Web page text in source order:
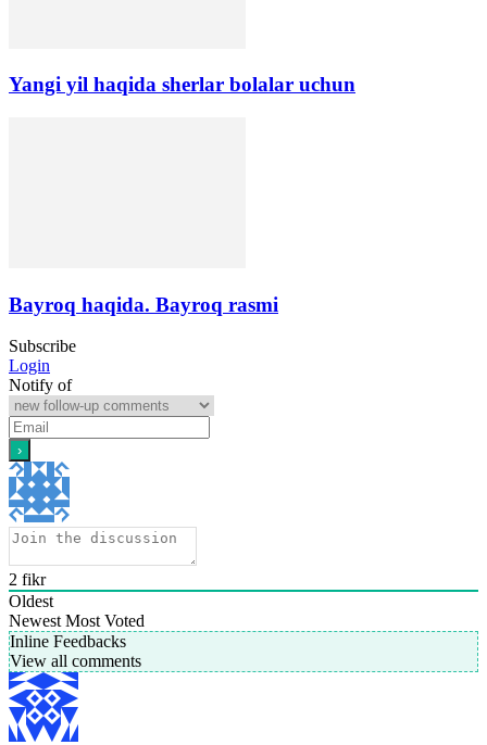
Yangi yil haqida sherlar bolalar uchun
Bayroq haqida. Bayroq rasmi
Subscribe
Login
Notify of
2 fikr
Oldest
Newest Most Voted
Inline Feedbacks
View all comments